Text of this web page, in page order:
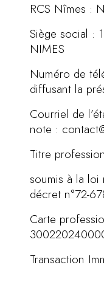
RCS Nîmes :
Siège social :
NIMES
Numéro de
diffusant la
Courriel de
note :
Titre
soumis à la loi
décret n°72-
Carte
Transaction